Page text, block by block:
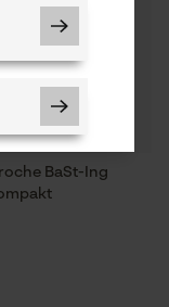
BaSt-Ing